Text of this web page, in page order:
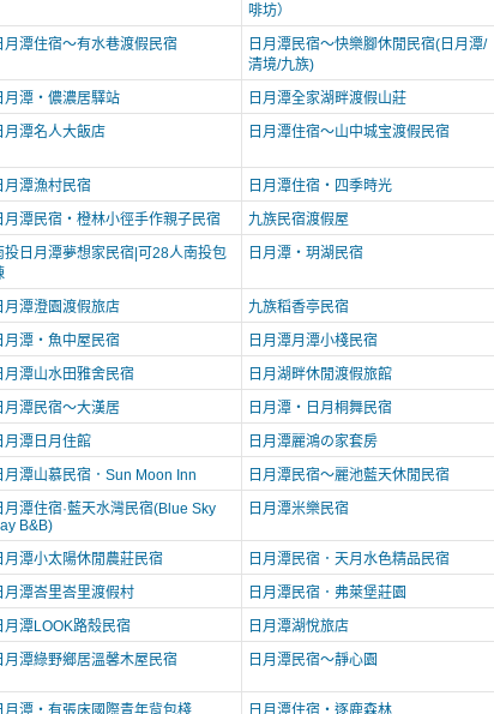
啡坊）
月潭住宿～有水巷渡假民宿
日月潭民宿～快樂腳休閒民宿(日月潭/
清境/九族)
月潭‧儂濃居驛站
日月潭全家湖畔渡假山莊
月潭名人大飯店 日月潭住宿～山中城宝渡假民宿
月潭漁村民宿
日月潭住宿‧四季時光
月潭民宿‧橙林小徑手作親子民宿
九族民宿渡假屋
投日月潭夢想家民宿|可28人南投包
日月潭‧玥湖民宿
月潭澄園渡假旅店
九族稻香亭民宿
月潭‧魚中屋民宿
日月潭月潭小棧民宿
月潭山水田雅舍民宿
日月湖畔休閒渡假旅館
月潭民宿～大漢居
日月潭‧日月桐舞民宿
月潭日月住館
日月潭麗鴻の家套房
月潭山慕民宿．Sun Moon Inn
日月潭民宿～麗池藍天休閒民宿
月潭住宿·藍天水灣民宿(Blue Sky
B&B)
日月潭米樂民宿
月潭小太陽休閒農莊民宿
日月潭民宿．天月水色精品民宿
月潭峇里峇里渡假村
日月潭民宿．弗萊堡莊園
月潭LOOK路殼民宿
日月潭湖悅旅店
月潭綠野鄉居溫馨木屋民宿 日月潭民宿～靜心園
月潭‧有張床國際青年背包棧 日月潭住宿‧逐鹿森林